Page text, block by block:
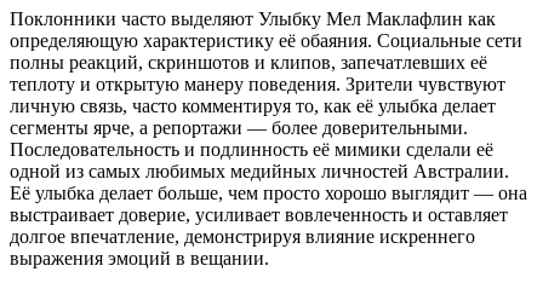
Поклонники часто выделяют Улыбку Мел Маклафлин как
определяющую характеристику её обаяния. Социальные сети
полны реакций, скриншотов и клипов, запечатлевших её
теплоту и открытую манеру поведения. Зрители чувствуют
личную связь, часто комментируя то, как её улыбка делает
сегменты ярче, а репортажи — более доверительными.
Последовательность и подлинность её мимики сделали её
одной из самых любимых медийных личностей Австралии.
Её улыбка делает больше, чем просто хорошо выглядит — она
выстраивает доверие, усиливает вовлеченность и оставляет
долгое впечатление, демонстрируя влияние искреннего
выражения эмоций в вещании.